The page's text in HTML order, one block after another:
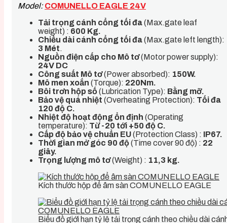
Model: COMUNELLO EAGLE 24V
Tải trọng cánh cổng tối đa(Max.gate leaf
weight) : 600 Kg.
Chiều dài cánh cổng tối đa(Max.gate left length):
3 Mét.
Nguồn điện cấp cho Mô tơ(Motor power supply):
24V DC
Công suất Mô tơ(Power absorbed): 150W.
Mô men xoắn (Torque): 220Nm.
Bôi trơn hộp số(Lubrication Type): Bằng mỡ.
Bảo vệ quá nhiệt (Overheating Protection): Tối đa
120 độ C.
Nhiệt độ hoạt động ổn định (Operating
temperature): Từ -20 tới +50 độ C.
Cấp độ bảo vệ chuẩn EU(Protection Class) : IP67.
Thời gian mở góc 90 độ(Time cover 90 độ) : 22
giây.
Trọng lượng mô tơ(Weight) : 11,3 kg.
Kích thước hộp để âm sàn COMUNELLO EAGLE
Biểu đồ giới hạn tỷ lệ tải trọng cánh theo chiều dài